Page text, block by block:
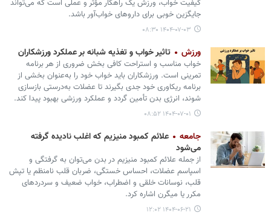
کیفیت خواب، ورزش یک راهکار مؤثر و عملی است که می‌تواند
جایگزین خوبی برای داروهای خواب‌آور باشد.
۱۴۰۴-۰۷-۰۳ ۰۸:۳۰
ورزش تاثیر خواب و تغذیه شبانه بر عملکرد ورزشکاران
خواب مناسب و استراحت کافی بخش ضروری از هر برنامه
تمرینی است. ورزشکاران باید خواب خود را به‌عنوان بخشی از
برنامه ریکاوری خود جدی بگیرند تا عضلات به‌درستی بازسازی
شوند، انرژی بدن تأمین گردد و عملکرد ورزشی بهبود پیدا کند.
۱۴۰۴-۰۷-۰۱ ۰۸:۵۲
جامعه
علائم کمبود منیزیم که اغلب نادیده گرفته
می‌‏شود
از جمله علائم کمبود منیزیم در بدن می‌توان به گرفتگی و
اسپاسم عضلات، احساس خستگی، ضربان قلب نامنظم یا تپش
قلب، نوسانات خلقی و اضطراب، خواب ضعیف و سردردهای
مکرر یا میگرن اشاره کرد.
۱۴۰۴-۰۶-۲۱ ۱۲:۰۲